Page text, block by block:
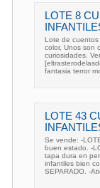
LOTE 8
Lote de cuentos
color, Unos son
curiosidades.
fantasia terror
LOTE 43
Se vende: -
buen estado. -
tapa dura en
infantiles bien
SEPARADO. -